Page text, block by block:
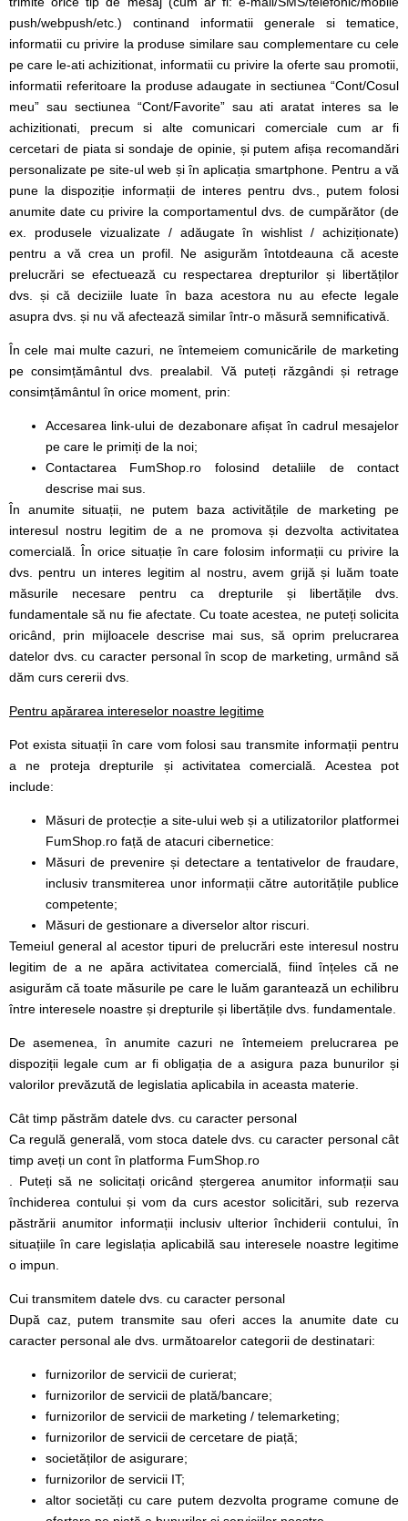
push/webpush/etc.) continand informatii generale si tematice,
informatii cu privire la produse similare sau complementare cu cele
pe care le-ati achizitionat, informatii cu privire la oferte sau promotii,
informatii referitoare la produse adaugate in sectiunea “Cont/Cosul
meu” sau sectiunea “Cont/Favorite” sau ati aratat interes sa le
achizitionati, precum si alte comunicari comerciale cum ar fi
cercetari de piata si sondaje de opinie, și putem afișa recomandări
personalizate pe site-ul web și în aplicația smartphone. Pentru a vă
pune la dispoziție informații de interes pentru dvs., putem folosi
anumite date cu privire la comportamentul dvs. de cumpărător (de
ex. produsele vizualizate / adăugate în wishlist / achiziționate)
pentru a vă crea un profil. Ne asigurăm întotdeauna că aceste
prelucrări se efectuează cu respectarea drepturilor și libertăților
dvs. și că deciziile luate în baza acestora nu au efecte legale
asupra dvs. și nu vă afectează similar într-o măsură semnificativă.
În cele mai multe cazuri, ne întemeiem comunicările de marketing
pe consimțământul dvs. prealabil. Vă puteți răzgândi și retrage
consimțământul în orice moment, prin:
Accesarea link-ului de dezabonare afișat în cadrul mesajelor
pe care le primiți de la noi;
Contactarea FumShop.ro folosind detaliile de contact
descrise mai sus.
În anumite situații, ne putem baza activitățile de marketing pe
interesul nostru legitim de a ne promova și dezvolta activitatea
comercială. În orice situație în care folosim informații cu privire la
dvs. pentru un interes legitim al nostru, avem grijă și luăm toate
măsurile necesare pentru ca drepturile și libertățile dvs.
fundamentale să nu fie afectate. Cu toate acestea, ne puteți solicita
oricând, prin mijloacele descrise mai sus, să oprim prelucrarea
datelor dvs. cu caracter personal în scop de marketing, urmând să
dăm curs cererii dvs.
Pentru apărarea intereselor noastre legitime
Pot exista situații în care vom folosi sau transmite informații pentru
a ne proteja drepturile și activitatea comercială. Acestea pot
include:
Măsuri de protecție a site-ului web și a utilizatorilor platformei
FumShop.ro față de atacuri cibernetice:
Măsuri de prevenire și detectare a tentativelor de fraudare,
inclusiv transmiterea unor informații către autoritățile publice
competente;
Măsuri de gestionare a diverselor altor riscuri.
Temeiul general al acestor tipuri de prelucrări este interesul nostru
legitim de a ne apăra activitatea comercială, fiind înțeles că ne
asigurăm că toate măsurile pe care le luăm garantează un echilibru
între interesele noastre și drepturile și libertățile dvs. fundamentale.
De asemenea, în anumite cazuri ne întemeiem prelucrarea pe
dispoziții legale cum ar fi obligația de a asigura paza bunurilor și
valorilor prevăzută de legislatia aplicabila in aceasta materie.
Cât timp păstrăm datele dvs. cu caracter personal
Ca regulă generală, vom stoca datele dvs. cu caracter personal cât
timp aveți un cont în platforma FumShop.ro
. Puteți să ne solicitați oricând ștergerea anumitor informații sau
închiderea contului și vom da curs acestor solicitări, sub rezerva
păstrării anumitor informații inclusiv ulterior închiderii contului, în
situațiile în care legislația aplicabilă sau interesele noastre legitime
o impun.
Cui transmitem datele dvs. cu caracter personal
După caz, putem transmite sau oferi acces la anumite date cu
caracter personal ale dvs. următoarelor categorii de destinatari:
furnizorilor de servicii de curierat;
furnizorilor de servicii de plată/bancare;
furnizorilor de servicii de marketing / telemarketing;
furnizorilor de servicii de cercetare de piață;
societăților de asigurare;
furnizorilor de servicii IT;
altor societăți cu care putem dezvolta programe comune de